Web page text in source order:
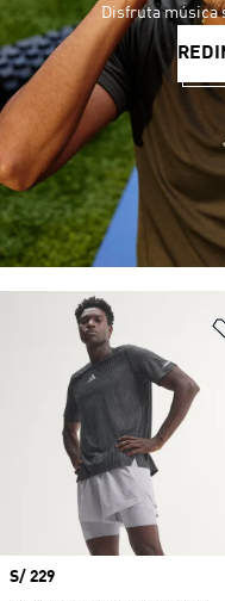
Precio
S/ 229
Disfruta música